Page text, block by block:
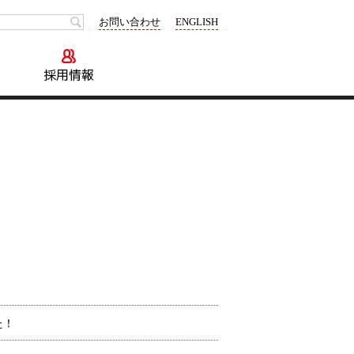
お問い合わせ ENGLISH